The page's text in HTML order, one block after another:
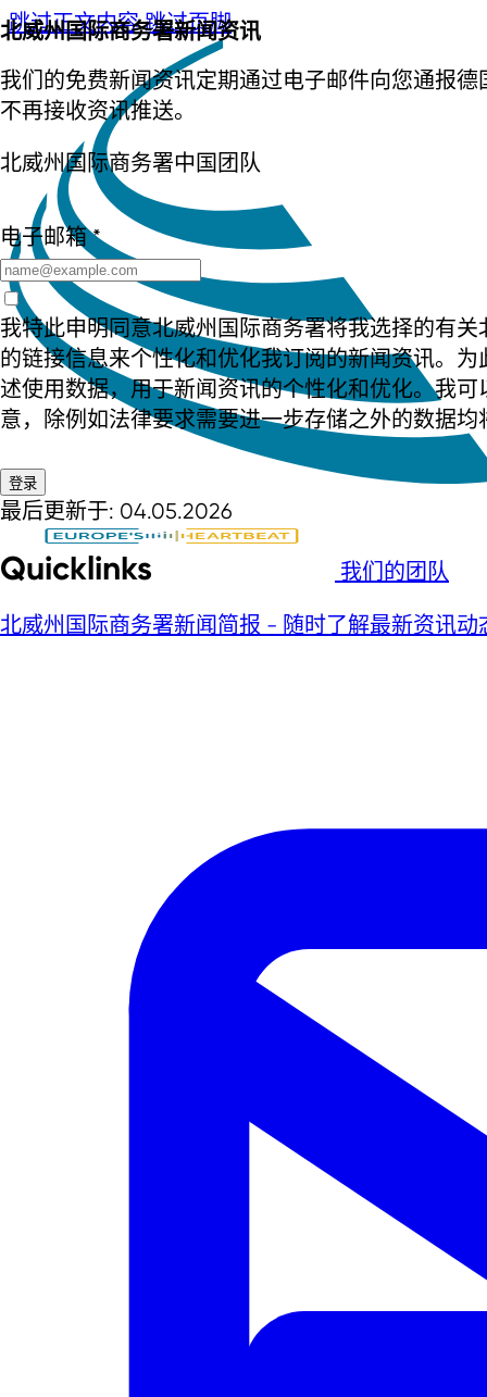
跳过正文内容 跳过页脚
我们的团队
北威州国际商务署新闻资讯
我们的免费新闻资讯定期通过电子邮件向您通报
不再接收资讯推送。
北威州国际商务署中国团队
电子邮箱 *
我特此申明同意北威州国际商务署将我选择的有
的链接信息来个性化和优化我订阅的新闻资讯。
述使用数据，用于新闻资讯的个性化和优化。我
意，除例如法律要求需要进一步存储之外的数据均
登录
最后更新于: 04.05.2026
Quicklinks
北威州国际商务署新闻简报 - 随时了解最新资讯动